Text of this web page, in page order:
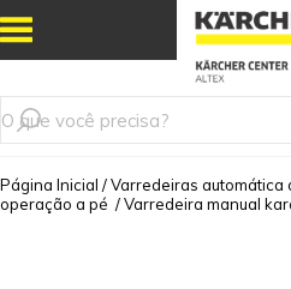
Página Inicial /Varredeiras automática
operação a pé /Varredeira manual